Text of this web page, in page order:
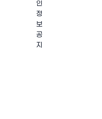
인
정
보
공
지